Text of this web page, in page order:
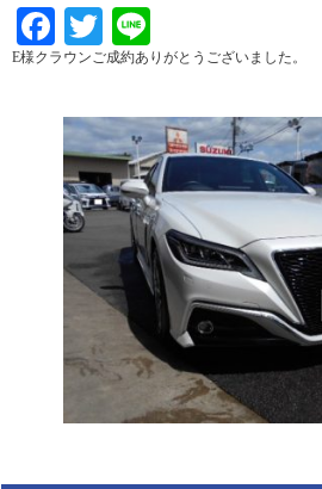
Facebook
Twitter
E様クラウンご成約ありがとうございました。